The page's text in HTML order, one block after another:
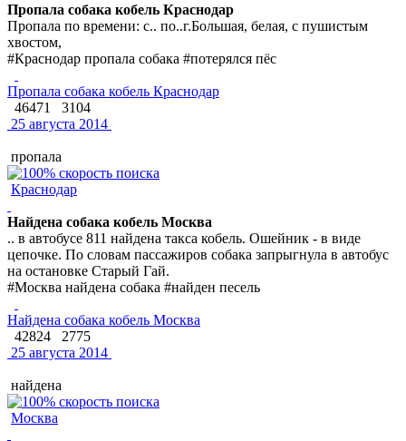
Пропала собака кобель Краснодар
Пропала по времени: с.. по..г.Большая, белая, с пушистым
хвостом,
#Краснодар пропала собака #потерялся пёс
Пропала собака кобель Краснодар
46471
3104
25 августа 2014
пропала
Краснодар
Найдена собака кобель Москва
.. в автобусе 811 найдена такса кобель. Ошейник - в виде
цепочке. По словам пассажиров собака запрыгнула в автобус
на остановке Старый Гай.
#Москва найдена собака #найден песель
Найдена собака кобель Москва
42824
2775
25 августа 2014
найдена
Москва